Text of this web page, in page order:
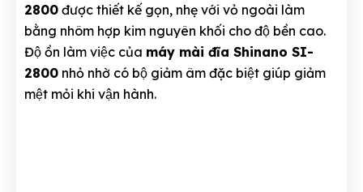
2800 được thiết kế gọn, nhẹ với vỏ ngoài làm
bằng nhôm hợp kim nguyên khối cho độ bền cao.
Độ ồn làm việc của máy mài đĩa Shinano SI-
2800 nhỏ nhờ có bộ giảm âm đặc biệt giúp giảm
mệt mỏi khi vận hành.